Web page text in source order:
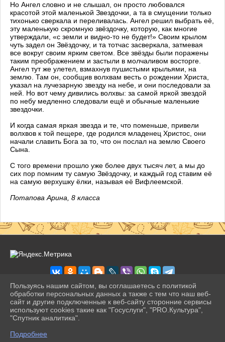
Но Ангел словно и не слышал, он просто любовался
красотой этой маленькой Звездочки, а та в смущении только
тихонько сверкала и переливалась. Ангел решил выбрать её,
эту маленькую скромную звёздочку, которую, как многие
утверждали, «с земли и видно-то не будет!» Своим крылом
чуть задел он Звёздочку, и та тотчас засверкала, затмевая
все вокруг своим ярким светом. Все звёзды были поражены
таким преображением и застыли в молчаливом восторге.
Ангел тут же улетел, взмахнув пушистыми крыльями, на
землю. Там он, сообщив волхвам весть о рождении Христа,
указал на лучезарную звезду на небе, и они последовали за
ней. Но вот чему дивились волхвы: за самой яркой звездой
по небу медленно следовали ещё и обычные маленькие
звездочки.
И когда самая яркая звезда и те, что поменьше, привели
волхвов к той пещере, где родился младенец Христос, они
начали славить Бога за то, что он послал на землю Своего
Сына.
С того времени прошло уже более двух тысяч лет, а мы до
сих пор помним ту самую Звёздочку, и каждый год ставим её
на самую верхушку ёлки, называя её Вифлеемской.
Потапова Арина, 8 классa
2026 г. pravogimn.ru
Вход
Карта сайта
Политика обработки персональных данных
Пользуясь нашим сайтом, вы соглашаетесь с политикой
обработки персональных данных а также с тем что наш веб-
сайт и другие подключенные к веб-сайту сторонние сервисы
используют cookies такие как "Госуслуги", "PRO.Культура",
"Спутник аналитика".
Подробнее